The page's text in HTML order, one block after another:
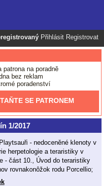
Přihlásit Registrovat
patrona na poradně
bez reklam
poradenství
SE PATRONEM
1/2017
- nedoceněné klenoty v
herpetologie a teraristiky v
- část 10., Úvod do teraristiky
rovnakonôžok rodu Porcellio;